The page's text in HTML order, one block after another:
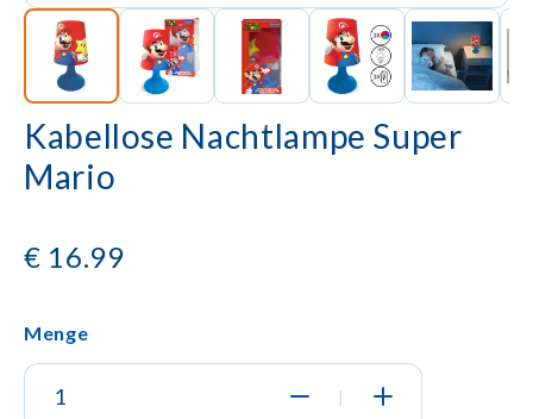
Kabellose Nachtlampe Super
Mario
€ 16.99
Menge
|